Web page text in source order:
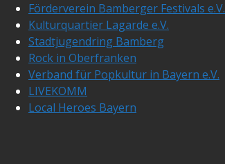
Förderverein Bamberger Festivals e.V.
Kulturquartier Lagarde e.V.
Stadtjugendring Bamberg
Rock in Oberfranken
Verband für Popkultur in Bayern e.V.
LIVEKOMM
Local Heroes Bayern